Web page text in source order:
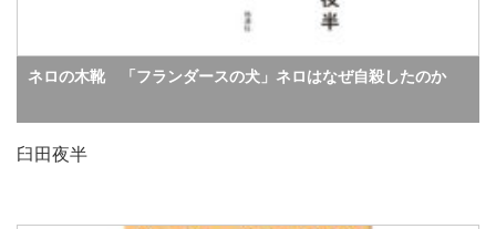
ネロの木靴 「フランダースの犬」ネロはなぜ自殺したのか
臼田夜半